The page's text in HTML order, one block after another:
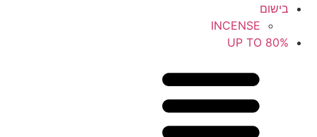
בישום
INCENSE
UP TO 80%